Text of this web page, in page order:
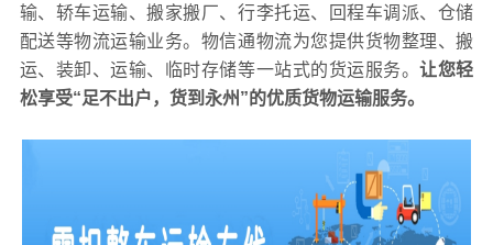
输、轿车运输、搬家搬厂、行李托运、回程车调派、仓储
配送等物流运输业务。物信通物流为您提供货物整理、搬
运、装卸、运输、临时存储等一站式的货运服务。让您轻
松享受“足不出户，货到 永州 ”的优质货物运输服务。